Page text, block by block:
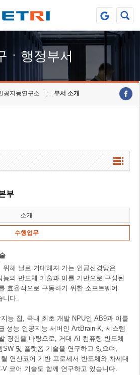
ㆍ행정부서
공지능연구소 부서 소개
부
소개
수행업무
위해 날로 거대해져 가는 인공신경망은
능의 반도체 기술과 이를 기반으로 구성된
효율적으로 구동하기 위한 소프트웨어
니다.
능 칩, 국내 최초 개발 NPU인 AB9과 이를
성능 인공지능 서버인 ArtBrain-K, 시스템
경험을 바탕으로, 거대 AI 컴퓨팅 반도체
SW 및 플랫폼 기술을 연구하고 있으며,
연산코어 기반 프로세서 반도체와 차세대
V 코어 기술도 함께 연구하고 있습니다.